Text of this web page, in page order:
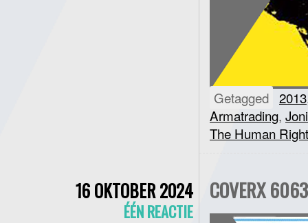
Getagged 2013
Armatrading,
The Human
16 OKTOBER 2024
ÉÉN REACTIE
COVERX